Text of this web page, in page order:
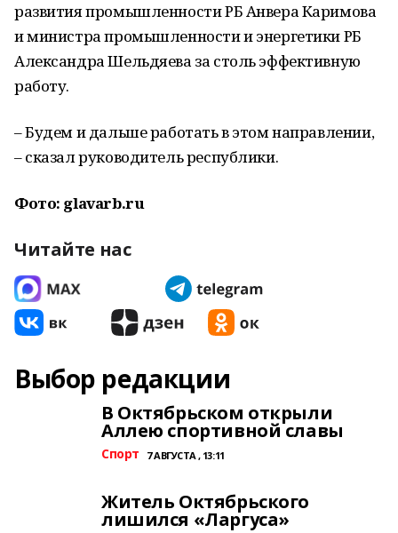
развития промышленности РБ Анвера Каримова
и министра промышленности и энергетики РБ
Александра Шельдяева за столь эффективную
работу.
– Будем и дальше работать в этом направлении,
– сказал руководитель республики.
Фото: glavarb.ru
Читайте нас
Выбор редакции
В Октябрьском открыли
Аллею спортивной славы
Спорт 7 АВГУСТА , 13:11
Житель Октябрьского
лишился «Ларгуса»